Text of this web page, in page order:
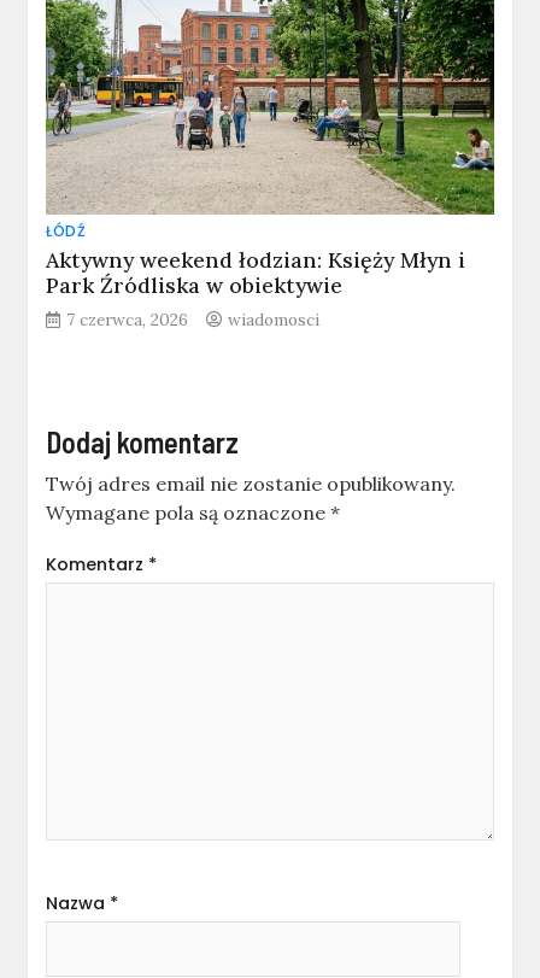
ŁÓDŹ
Aktywny weekend łodzian: Księży Młyn i
Park Źródliska w obiektywie
7 czerwca, 2026 wiadomosci
Dodaj komentarz
Twój adres email nie zostanie opublikowany.
Wymagane pola są oznaczone*
Komentarz *
Nazwa *